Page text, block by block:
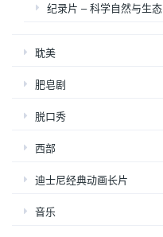
纪录片 – 科学自然与生态
耽美
肥皂剧
脱口秀
西部
迪士尼经典动画长片
音乐